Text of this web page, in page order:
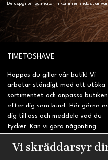
De uppgifter du matar in kommer endast
TIMETOSHAVE
Hoppas du gillar vår butik! Vi
arbetar ständigt med att utöka
sortimentet och anpassa butiken
efter dig som kund. Hör gärna
dig till oss och meddela vad du
tycker. Kan vi göra någonting
sidan?
Vi skräddarsyr